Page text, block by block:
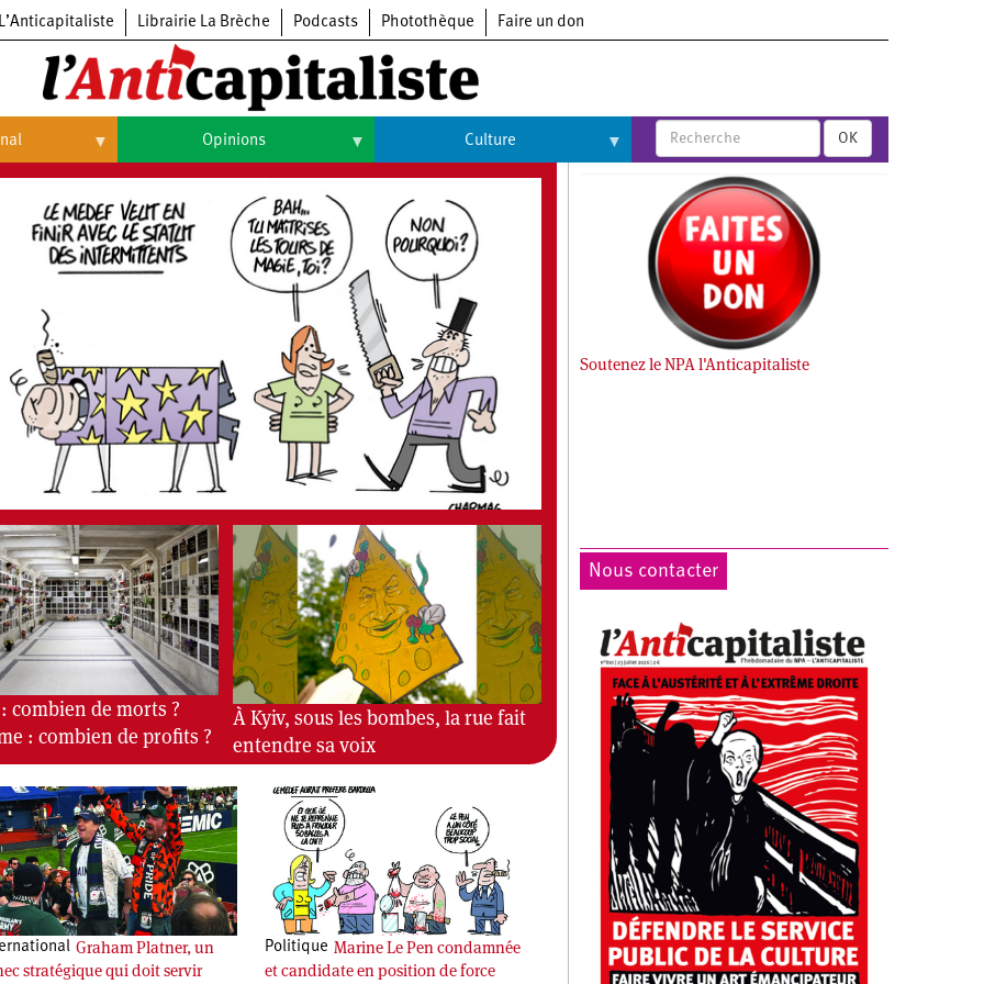
L’Anticapitaliste Librairie La Brèche Podcasts Photothèque Faire un don
Opinions
Histoire
Culture
Arts
Cinéma
Expositions
Livres
Musique
OK
combien de morts ?
: combien de profits ?
À Kyiv, sous les bombes, la rue fait
entendre sa voix
Graham Platner, un
stratégique qui doit servir
Politique Marine Le Pen condamnée
et candidate en position de force
Soutenez le NPA l'Anticapitaliste
Nous contacter